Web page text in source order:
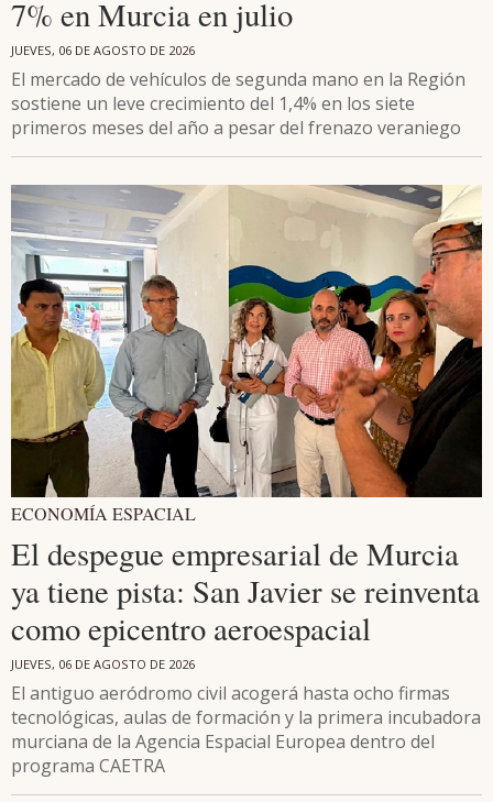
7% en Murcia en julio
JUEVES, 06 DE AGOSTO DE 2026
El mercado de vehículos de segunda mano en la Región
sostiene un leve crecimiento del 1,4% en los siete
primeros meses del año a pesar del frenazo veraniego
ECONOMÍA ESPACIAL
El despegue empresarial de Murcia
ya tiene pista: San Javier se reinventa
como epicentro aeroespacial
JUEVES, 06 DE AGOSTO DE 2026
El antiguo aeródromo civil acogerá hasta ocho firmas
tecnológicas, aulas de formación y la primera incubadora
murciana de la Agencia Espacial Europea dentro del
programa CAETRA